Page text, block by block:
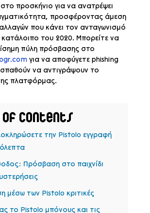
προσκήνιο για να ανατρέψει
προσφέροντας άμεση
που κάνει τον ανταγωνισμό
κατάλοιπο του 2020. Μπορείτε να
πύλη πρόσβασης στο
για να αποφύγετε phishing
να αντιγράψουν το
πλατφόρμας.
of Contents
την Pistolo εγγραφή
Πρόσβαση στο παιχνίδι
μέσω των Pistolo κριτικές
το Pistolo μπόνους και τις